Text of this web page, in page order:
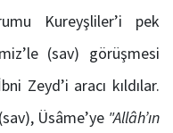
Kureyşliler’i pek
(sav) görüşmesi
Zeyd’i aracı kıldılar.
Üsâme’ye "Allâh’ın